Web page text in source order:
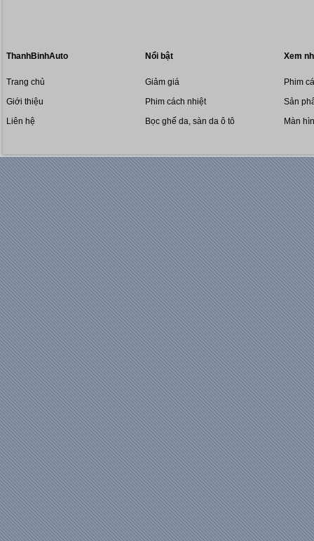
ThanhBinhAuto
Trang chủ
Giới thiệu
Liên hệ
Nổi bật
Giảm giá
Phim cách nhiệt
Bọc ghế da, sàn da ô tô
Xem
Phim
Sản
Màn